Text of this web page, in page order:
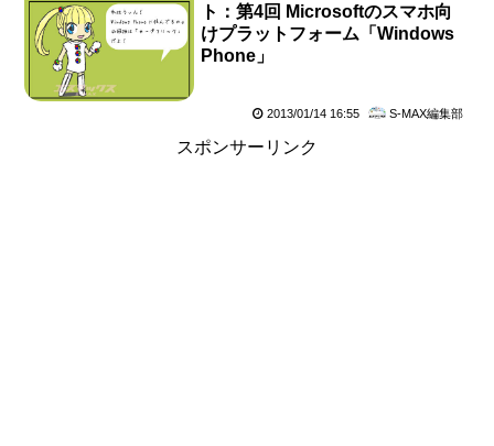
ト：第4回 Microsoftのスマホ向
けプラットフォーム「Windows
Phone」
2013/01/14 16:55 S-MAX編集部
スポンサーリンク